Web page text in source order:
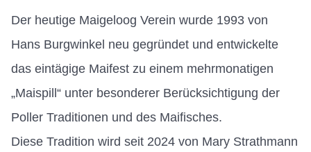
Der heutige Maigeloog Verein wurde 1993 von
Hans Burgwinkel neu gegründet und entwickelte
das eintägige Maifest zu einem mehrmonatigen
„Maispill“ unter besonderer Berücksichtigung der
Poller Traditionen und des Maifisches.
Diese Tradition wird seit 2024 von Mary Strathmann